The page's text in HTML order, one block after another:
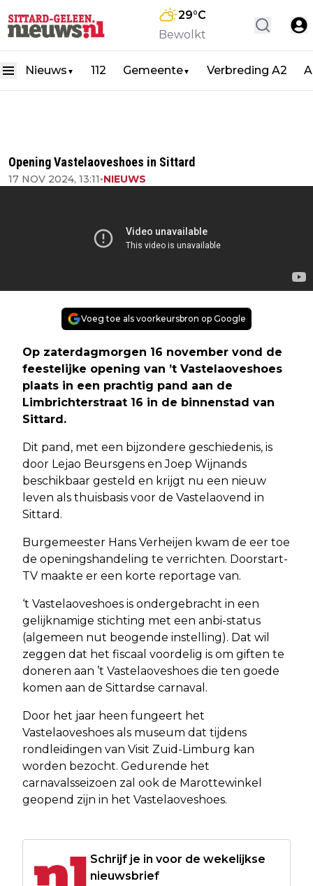
29°C
Bewolkt
Nieuws ▼ 112 Gemeente▼ Verbreding A2
Opening Vastelaoveshoes in Sittard
17 NOV 2024, 13:11•NIEUWS
Voeg toe als voorkeursbron op Google
Op zaterdagmorgen 16 november vond de
feestelijke opening van ’t Vastelaoveshoes
plaats in een prachtig pand aan de
Limbrichterstraat 16 in de binnenstad van
Sittard.
Dit pand, met een bijzondere geschiedenis, is
door Lejao Beursgens en Joep Wijnands
beschikbaar gesteld en krijgt nu een nieuw
leven als thuisbasis voor de Vastelaovend in
Sittard.
Burgemeester Hans Verheijen kwam de eer toe
de openingshandeling te verrichten. Doorstart-
TV maakte er een korte reportage van.
‘t Vastelaoveshoes is ondergebracht in een
gelijknamige stichting met een anbi-status
(algemeen nut beogende instelling). Dat wil
zeggen dat het fiscaal voordelig is om giften te
doneren aan ’t Vastelaoveshoes die ten goede
komen aan de Sittardse carnaval.
Door het jaar heen fungeert het
Vastelaoveshoes als museum dat tijdens
rondleidingen van Visit Zuid-Limburg kan
worden bezocht. Gedurende het
carnavalsseizoen zal ook de Marottewinkel
geopend zijn in het Vastelaoveshoes.
Schrijf je in voor de wekelijkse
nieuwsbrief